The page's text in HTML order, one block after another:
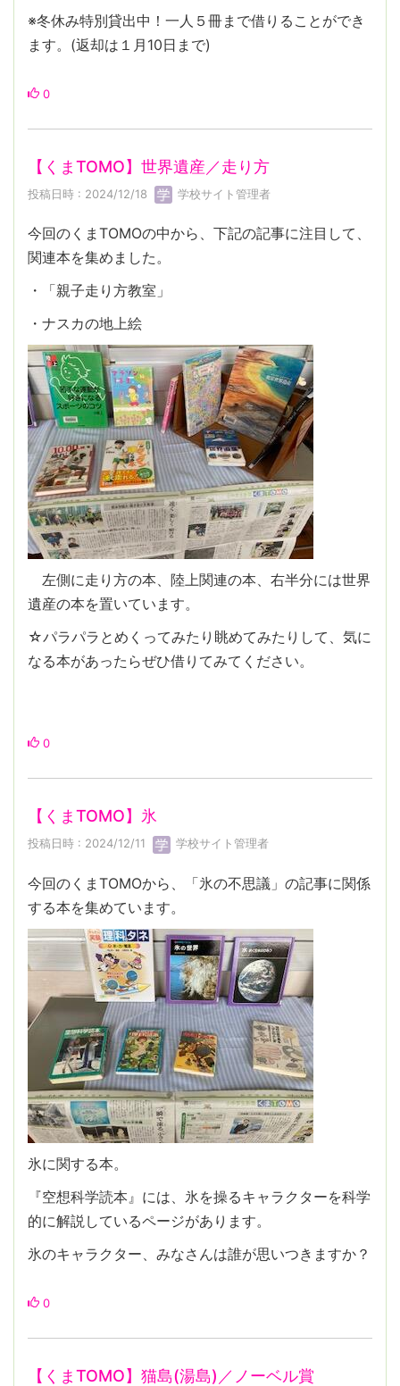
※冬休み特別貸出中！一人５冊まで借りることができ
ます。(返却は１月10日まで)
0
【くまTOMO】世界遺産／走り方
投稿日時 : 2024/12/18 学校サイト管理者
今回のくまTOMOの中から、下記の記事に注目して、
関連本を集めました。
・「親子走り方教室」
・ナスカの地上絵
左側に走り方の本、陸上関連の本、右半分には世界
遺産の本を置いています。
☆パラパラとめくってみたり眺めてみたりして、気に
なる本があったらぜひ借りてみてください。
0
【くまTOMO】氷
投稿日時 : 2024/12/11 学校サイト管理者
今回のくまTOMOから、「氷の不思議」の記事に関係
する本を集めています。
氷に関する本。
『空想科学読本』には、氷を操るキャラクターを科学
的に解説しているページがあります。
氷のキャラクター、みなさんは誰が思いつきますか？
0
【くまTOMO】猫島(湯島)／ノーベル賞